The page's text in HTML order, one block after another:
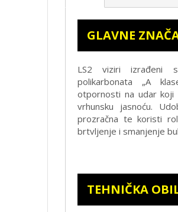
GLAVNE
LS2 viziri izrađeni
polikarbonata „A
otpornosti na udar koji
vrhunsku jasnoću.
prozračna te koristi
brtvljenje i smanjenje
TEHNIČKA